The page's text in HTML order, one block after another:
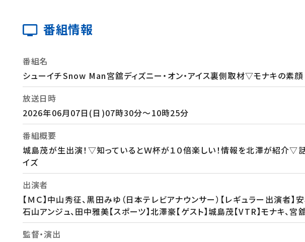
番組情報
番組名
シューイチSnow Man宮舘ディズニー・オン・アイス裏側取材▽モナキの素顔
放送日時
2026年06月07日(日)07時30分～10時25分
番組概要
城島茂が生出演！▽知っているとＷ杯が１０倍楽しい！情報を北澤が紹介▽
イズ
出演者
【ＭＣ】中山秀征、黒田みゆ（日本テレビアナウンサー）【レギュラー出演者
石山アンジュ、田中雅美【スポーツ】北澤豪【ゲスト】城島茂【VTR】モナ
監督・演出